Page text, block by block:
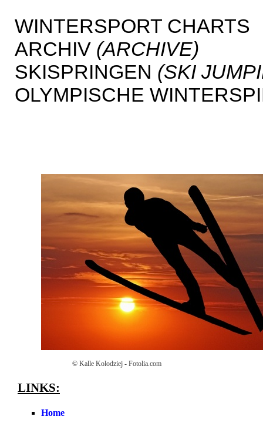
WINTERSPORT CHARTS
ARCHIV (ARCHIVE)
SKISPRINGEN (SKI
OLYMPISCHE
© Kalle Kolodziej - Fotolia.com
LINKS:
Home